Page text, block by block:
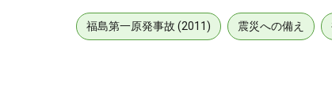
福島第一原発事故 (2011) 震災への備え